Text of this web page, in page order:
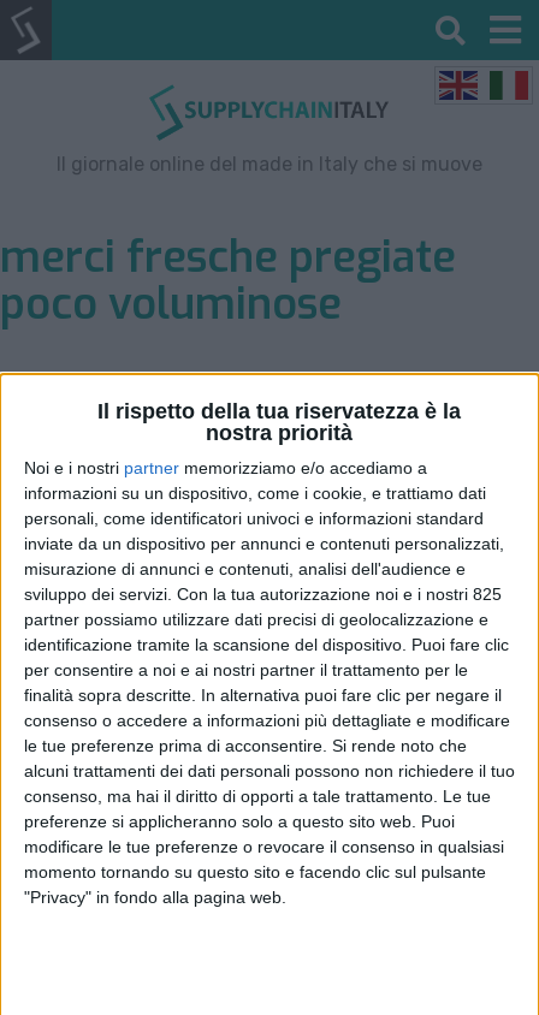
Il rispetto della tua riservatezza è la
nostra priorità
Noi e i nostri partner memorizziamo e/o accediamo a
informazioni su un dispositivo, come i cookie, e trattiamo dati
personali, come identificatori univoci e informazioni standard
inviate da un dispositivo per annunci e contenuti personalizzati,
misurazione di annunci e contenuti, analisi dell'audience e
sviluppo dei servizi. Con la tua autorizzazione noi e i nostri 825
partner possiamo utilizzare dati precisi di geolocalizzazione e
identificazione tramite la scansione del dispositivo. Puoi fare clic
per consentire a noi e ai nostri partner il trattamento per le
finalità sopra descritte. In alternativa puoi fare clic per negare il
consenso o accedere a informazioni più dettagliate e modificare
le tue preferenze prima di acconsentire. Si rende noto che
alcuni trattamenti dei dati personali possono non richiedere il tuo
consenso, ma hai il diritto di opporti a tale trattamento. Le tue
preferenze si applicheranno solo a questo sito web. Puoi
modificare le tue preferenze o revocare il consenso in qualsiasi
momento tornando su questo sito e facendo clic sul pulsante
"Privacy" in fondo alla pagina web.
Il giornale online del made in Italy che si muove
merci fresche pregiate
poco voluminose
Nata in Italia una nuova
compagnia aerea che si
occuperà anche di trasporto
LE ALTRE NEWS 22 OTTOBRE 2020